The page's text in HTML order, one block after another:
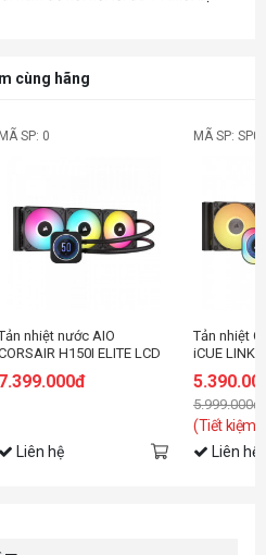
cùng hãng
MÃ SP: 0
nhiệt nước AIO
H150I ELITE LCD
7.399.000đ
Liên hệ
MÃ SP:
Tản nhiệt
iCUE LINK
9061023-
5.999.000đ
(Tiết kiệm:
Liên hệ